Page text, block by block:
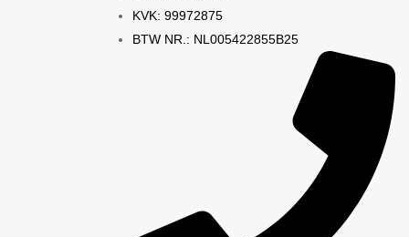
KVK: 99972875
BTW NR.: NL005422855B25